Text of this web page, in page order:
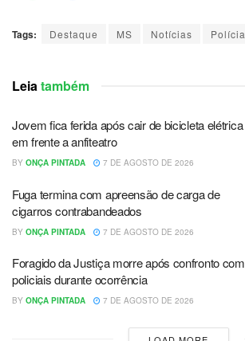
Tags: Destaque MS Notícias Polícia
Leiatambém
Jovem fica ferida após cair de bicicleta elétrica
em frente a anfiteatro
BY ONÇA PINTADA 7 DE AGOSTO DE 2026
Fuga termina com apreensão de carga de
cigarros contrabandeados
BY ONÇA PINTADA 7 DE AGOSTO DE 2026
Foragido da Justiça morre após confronto com
policiais durante ocorrência
BY ONÇA PINTADA 7 DE AGOSTO DE 2026